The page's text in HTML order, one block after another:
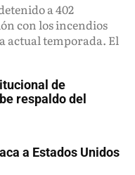
a 402
con los incendios
actual temporada. El
de
respaldo del
a Estados Unidos